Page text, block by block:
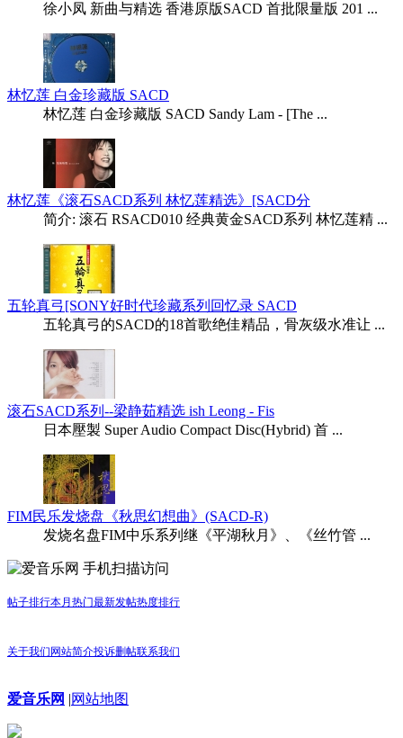
徐小凤 新曲与精选 香港原版SACD 首批限量版 201 ...
林忆莲 白金珍藏版 SACD
林忆莲 白金珍藏版 SACD Sandy Lam - [The ...
林忆莲《滚石SACD系列 林忆莲精选》[SACD分
简介: 滚石 RSACD010 经典黄金SACD系列 林忆莲精 ...
五轮真弓[SONY好时代珍藏系列回忆录 SACD
五轮真弓的SACD的18首歌绝佳精品，骨灰级水准让 ...
滚石SACD系列--梁静茹精选 ish Leong - Fis
日本壓製 Super Audio Compact Disc(Hybrid) 首 ...
FIM民乐发烧盘《秋思幻想曲》(SACD-R)
发烧名盘FIM中乐系列继《平湖秋月》、《丝竹管 ...
手机扫描访问
帖子排行本月热门最新发帖热度排行
关于我们 网站简介投诉删帖联系我们
爱音乐网 |网站地图